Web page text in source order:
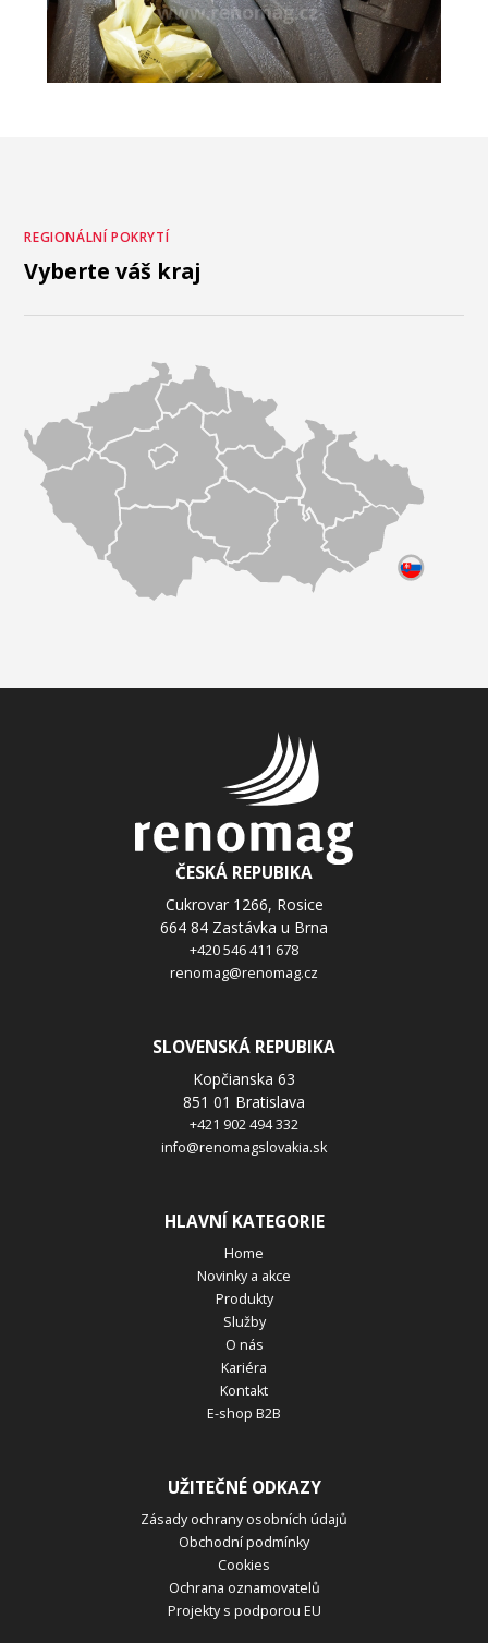
REGIONÁLNÍ POKRYTÍ
Vyberte váš kraj
Odesláním souhlasíte se zpracováním osobních údajů.
ČESKÁ REPUBIKA
Cukrovar 1266, Rosice
664 84 Zastávka u Brna
+420 546 411 678
renomag@renomag.cz
SLOVENSKÁ REPUBIKA
Kopčianska 63
851 01 Bratislava
+421 902 494 332
info@renomagslovakia.sk
HLAVNÍ KATEGORIE
Home
Novinky a akce
Produkty
Služby
O nás
Kariéra
Kontakt
E-shop B2B
UŽITEČNÉ ODKAZY
Zásady ochrany osobních údajů
Obchodní podmínky
Cookies
Ochrana oznamovatelů
Projekty s podporou EU